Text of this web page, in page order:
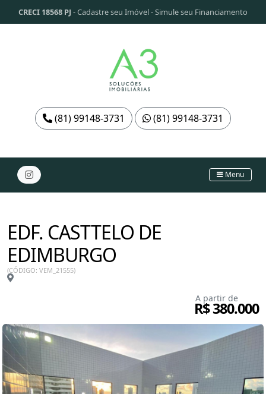
CRECI 18568 PJ -Cadastre seu Imóvel-Simule seu Financiamento
(81) 99148-3731 (81) 99148-3731
Menu
EDF. CASTTELO DE
EDIMBURGO
(CÓDIGO: VEM_21555)
A partir de
R$ 380.000